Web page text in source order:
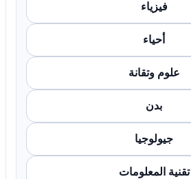
فيزياء
أحياء
علوم وتقانة
بدن
جيولوجيا
تقنية المعلومات